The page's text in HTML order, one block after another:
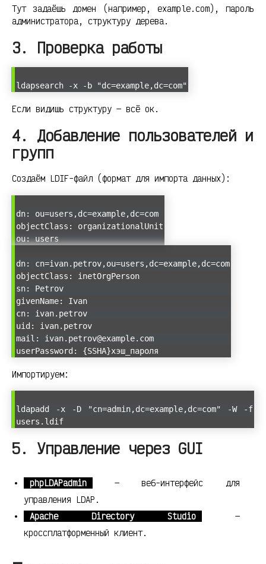
Тут задаёшь домен (например, example.com), пароль
администратора, структуру дерева.
3. Проверка работы
ldapsearch -x -b "dc=example,dc=com"
Если видишь структуру — всё ок.
4. Добавление пользователей и
групп
Создаём LDIF-файл (формат для импорта данных):
dn: ou=users,dc=example,dc=com
objectClass: organizationalUnit
ou: users
dn: cn=ivan.petrov,ou=users,dc=example,dc=com
objectClass: inetOrgPerson
sn: Petrov
givenName: Ivan
cn: ivan.petrov
uid: ivan.petrov
mail: ivan.petrov@example.com
userPassword: {SSHA}хэш_пароля
Импортируем:
ldapadd -x -D "cn=admin,dc=example,dc=com" -W -f
users.ldif
5. Управление через GUI
phpLDAPadmin
— веб-интерфейс для
управления LDAP.
Apache Directory Studio
—
кроссплатформенный клиент.